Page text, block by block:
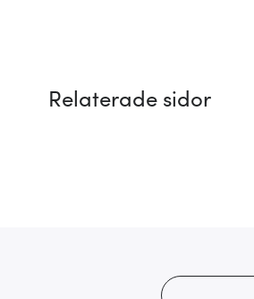
Relaterade sidor